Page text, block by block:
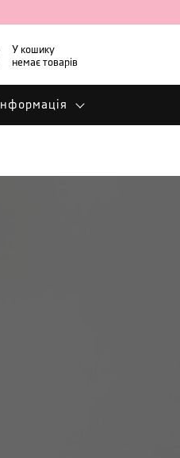
У кошику
немає товарів
Інформація